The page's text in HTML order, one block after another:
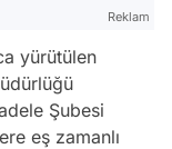
Reklam
yürütülen
Şubesi
eş zamanlı